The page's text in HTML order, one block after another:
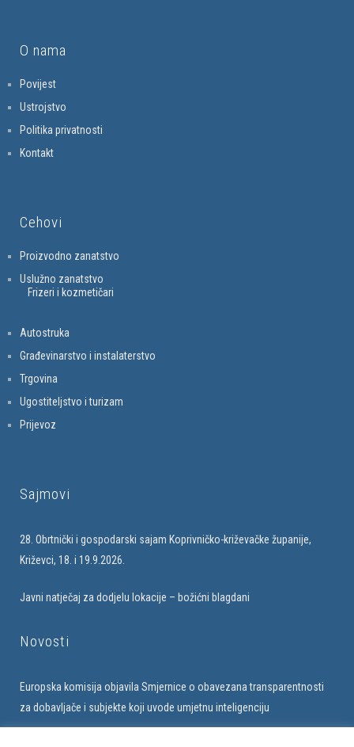
O nama
Povijest
Ustrojstvo
Politika privatnosti
Kontakt
Cehovi
Proizvodno zanatstvo
Uslužno zanatstvo
Frizeri i kozmetičari
Autostruka
Građevinarstvo i instalaterstvo
Trgovina
Ugostiteljstvo i turizam
Prijevoz
Sajmovi
28. Obrtnički i gospodarski sajam Koprivničko-križevačke županije,
Križevci, 18. i 19.9.2026.
Javni natječaj za dodjelu lokacije – božićni blagdani
Novosti
Europska komisija objavila Smjernice o obavezana transparentnosti
za dobavljače i subjekte koji uvode umjetnu inteligenciju